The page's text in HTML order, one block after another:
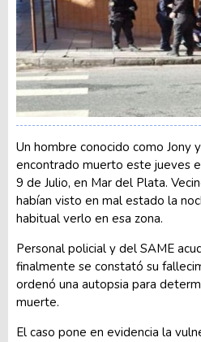
Un hombre conocido como Jony
encontrado muerto este jueves
9 de Julio, en Mar del Plata.
habían visto en mal estado la
habitual verlo en esa zona.
Personal policial y del SAME
finalmente se constató su
ordenó una autopsia para
muerte.
El caso pone en evidencia la